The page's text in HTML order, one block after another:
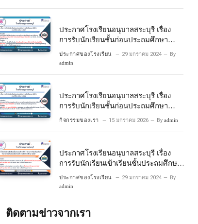
ประกาศโรงเรียนอนุบาลสระบุรี เรื่อง
การรับนักเรียนชั้นก่อนประถมศึกษา
ระดับชั้นอนุบาลปีที่ 2 ประจําปีการศึกษา
2567
ประกาศของโรงเรียน 29 มกราคม 2024 By
admin
ประกาศโรงเรียนอนุบาลสระบุรี เรื่อง
การรับนักเรียนชั้นก่อนประถมศึกษา
ระดับชั้นอนุบาลปีที่ ๒ ประจำปีการศึกษา
กิจกรรมของเรา 15 มกราคม 2026 By admin
ประกาศโรงเรียนอนุบาลสระบุรี เรื่อง
การรับนักเรียนเข้าเรียนชั้นประถมศึกษา
ปีที่ 1 โครงการห้องเรียนพิเศษ
วิทยาศาสตร์ และคณิตศาสตร์ ประจําปี
ประกาศของโรงเรียน 29 มกราคม 2024 By
admin
ติดตามข่าวจากเรา